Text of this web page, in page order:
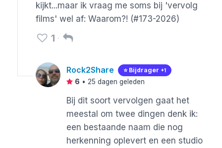
kijkt...maar ik vraag me soms bij 'vervolg
films' wel af: Waarom?! (#173-2026)
1
Rock2Share ⭐️ Bijdrager +1
6 • 25 dagen geleden
Bij dit soort vervolgen gaat het
meestal om twee dingen denk ik:
een bestaande naam die nog
herkenning oplevert en een studio